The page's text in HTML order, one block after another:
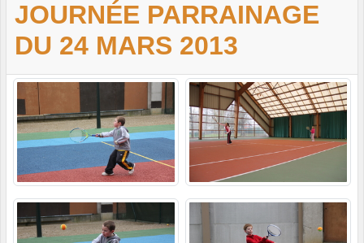
JOURNÉE PARRAINAGE
DU 24 MARS 2013